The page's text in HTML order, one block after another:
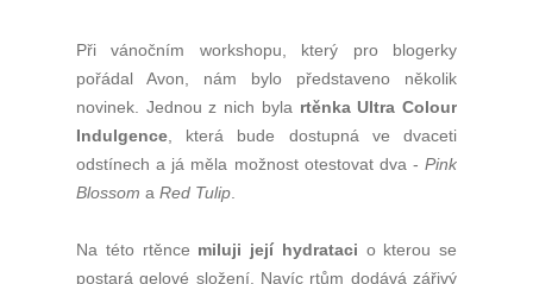
Při vánočním workshopu, který pro blogerky
pořádal Avon, nám bylo představeno několik
novinek. Jednou z nich byla rtěnka Ultra Colour
Indulgence, která bude dostupná ve dvaceti
odstínech a já měla možnost otestovat dva - Pink
Blossom a Red Tulip.
Na této rtěnce miluji její hydrataci o kterou se
postará gelové složení. Navíc rtům dodává zářivý